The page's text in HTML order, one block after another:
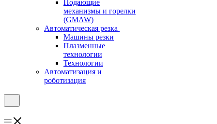
Подающие
механизмы и горелки
(GMAW)
Автоматическая резка
Машины резки
Плазменные
технологии
Технологии
Автоматизация и
роботизация